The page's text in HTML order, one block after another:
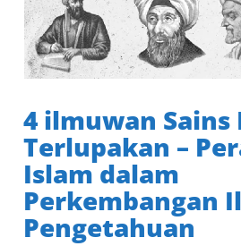
4 ilmuwan Sains
Terlupakan –
Islam dalam
Perkembangan
Pengetahuan